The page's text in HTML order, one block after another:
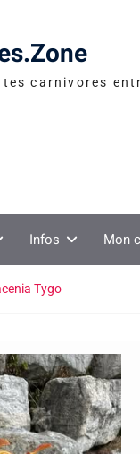
carnivores
Infos Mon
Tygo